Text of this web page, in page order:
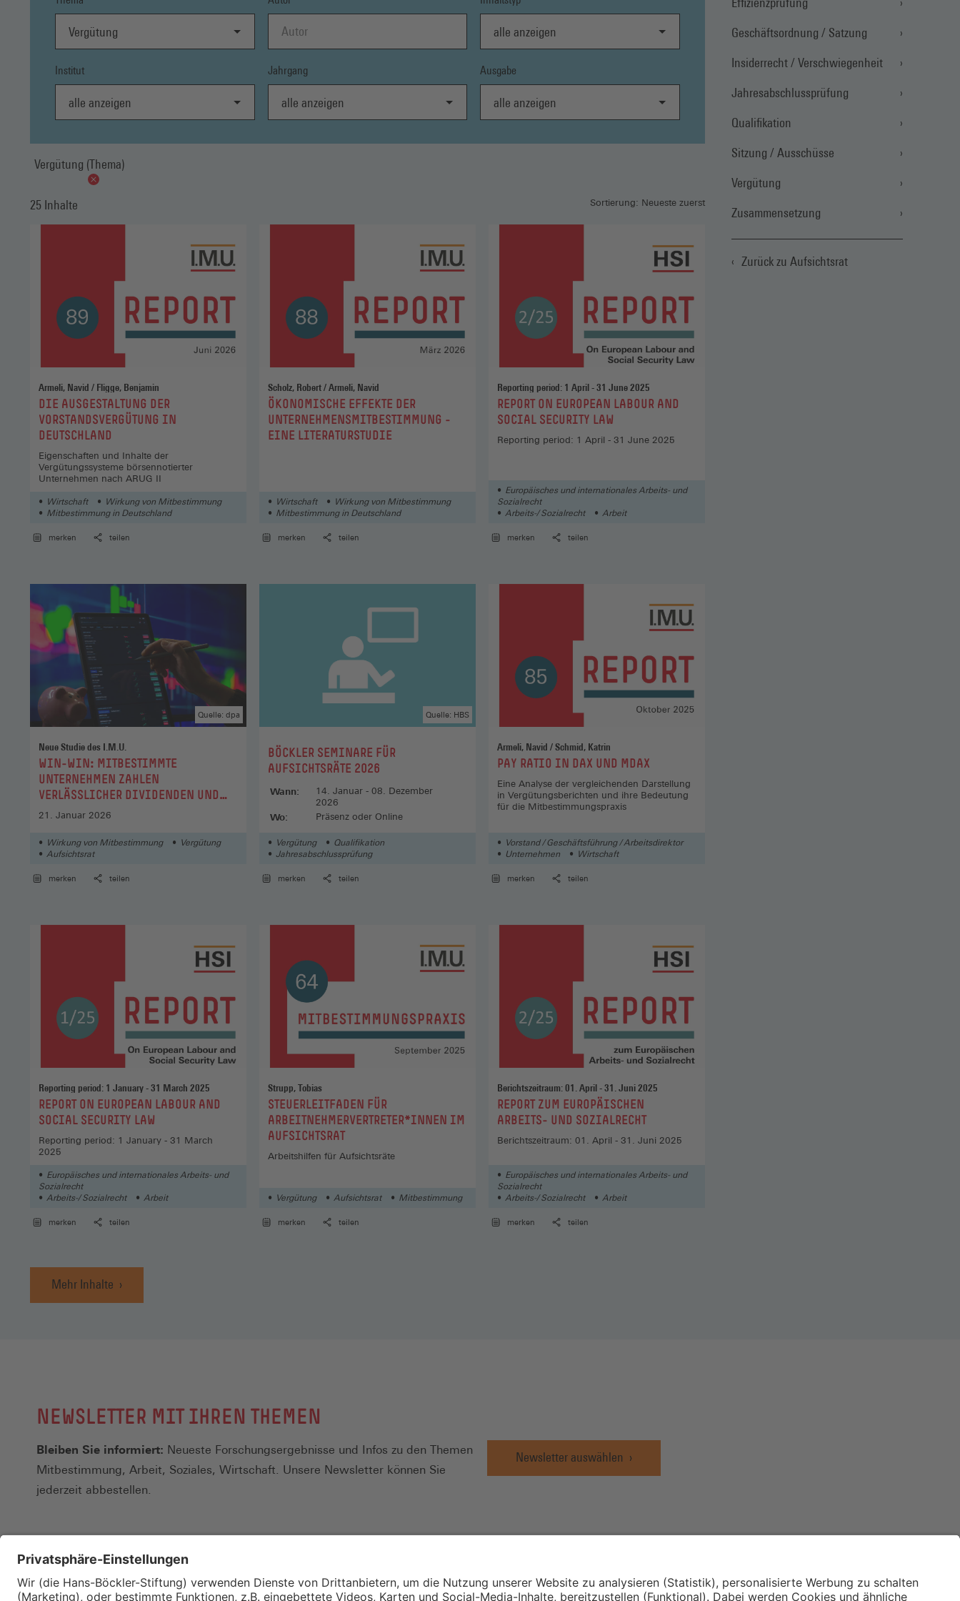
Vergütung alle anzeigen
Institut
alle anzeigen
Jahrgang
alle anzeigen
Ausgabe
alle anzeigen
Vergütung (Thema)
25 Inhalte Sortierung: Neueste zuerst
Armeli, Navid / Fligge, Benjamin
:DIE AUSGESTALTUNG DER
VORSTANDSVERGÜTUNG IN
DEUTSCHLAND
Eigenschaften und Inhalte der
Vergütungssysteme börsennotierter
Unternehmen nach ARUG II
Wirtschaft
Wirkung von Mitbestimmung
Mitbestimmung in Deutschland
merken teilen
Scholz, Robert / Armeli, Navid
:ÖKONOMISCHE EFFEKTE DER
UNTERNEHMENSMITBESTIMMUNG -
EINE LITERATURSTUDIE
Wirtschaft
Wirkung von Mitbestimmung
Mitbestimmung in Deutschland
merken teilen
Reporting period: 1 April - 31 June 2025
:REPORT ON EUROPEAN LABOUR AND
SOCIAL SECURITY LAW
Reporting period: 1 April - 31 June 2025
Europäisches und internationales Arbeits- und
Sozialrecht
Arbeits-/ Sozialrecht
Arbeit
merken teilen
Neue Studie des I.M.U.
:WIN-WIN: MITBESTIMMTE
UNTERNEHMEN ZAHLEN
VERLÄSSLICHER DIVIDENDEN UND
HABEN STABILERE BESCHÄFTIGUNG
Quelle: dpa
21. Januar 2026
Wirkung von Mitbestimmung
Vergütung
Aufsichtsrat
merken teilen
:BÖCKLER SEMINARE FÜR
AUFSICHTSRÄTE 2026
Quelle: HBS
Wann:
14. Januar - 08. Dezember
2026
Wo: Präsenz oder Online
Vergütung
Qualifikation
Jahresabschlussprüfung
merken teilen
Armeli, Navid / Schmid, Katrin
:PAY RATIO IN DAX UND MDAX
Eine Analyse der vergleichenden Darstellung
in Vergütungsberichten und ihre Bedeutung
für die Mitbestimmungspraxis
Vorstand / Geschäftsführung / Arbeitsdirektor
Unternehmen
Wirtschaft
merken teilen
Reporting period: 1 January - 31 March 2025
:REPORT ON EUROPEAN LABOUR AND
SOCIAL SECURITY LAW
Reporting period: 1 January - 31 March
2025
Europäisches und internationales Arbeits- und
Sozialrecht
Arbeits-/ Sozialrecht
Arbeit
merken teilen
Strupp, Tobias
:STEUERLEITFADEN FÜR
ARBEITNEHMERVERTRETER*INNEN IM
AUFSICHTSRAT
Arbeitshilfen für Aufsichtsräte
Vergütung Aufsichtsrat Mitbestimmung
merken teilen
Berichtszeitraum: 01. April - 31. Juni 2025
:REPORT ZUM EUROPÄISCHEN
ARBEITS- UND SOZIALRECHT
Berichtszeitraum: 01. April - 31. Juni 2025
Europäisches und internationales Arbeits- und
Sozialrecht
Arbeits-/ Sozialrecht
Arbeit
merken teilen
Mehr Inhalte
Geschäftsordnung / Satzung
Insiderrecht / Verschwiegenheit
Jahresabschlussprüfung
Qualifikation
Sitzung / Ausschüsse
Vergütung
Zusammensetzung
Zurück zu Aufsichtsrat
NEWSLETTER MIT IHREN THEMEN
Bleiben Sie informiert: Neueste Forschungsergebnisse und Infos zu den Themen
Mitbestimmung, Arbeit, Soziales, Wirtschaft. Unsere Newsletter können Sie
jederzeit abbestellen.
Newsletter auswählen